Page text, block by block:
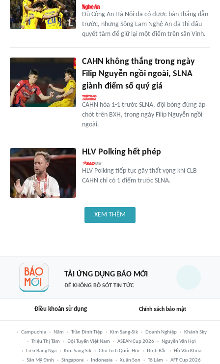
Dù Công An Hà Nội đã có được bàn thắng dẫn
trước, nhưng Sông Lam Nghệ An đã thi đấu
quyết tâm để giữ lại một điểm trên sân Vinh.
CAHN không thắng trong ngày
Filip Nguyễn ngồi ngoài, SLNA
giành điểm số quý giá
CAHN hòa 1-1 trước SLNA, đội bóng đứng áp
chót trên BXH, trong ngày Filip Nguyễn ngồi
ngoài.
HLV Polking hết phép
HLV Polking tiếp tục gây thất vọng khi CLB
CAHN chỉ có 1 điểm trước SLNA.
XEM THÊM
TẢI ỨNG DỤNG BÁO MỚI
ĐỂ KHÔNG BỎ SÓT TIN TỨC
Điều khoản sử dụng Chính sách bảo mật
Campuchia Năm Trần Đình Tiệp Kim Sang-Sik Doanh Nghiệp
Khánh Sky
Triệu Thị Tâm
Đội Tuyển Việt Nam ASEAN Cup 2026
Nguyễn Văn Hợi
Liên Bang Nga
Kim Sang Sik Chủ Tịch Quốc Hội Đình Bắc
Hồ Văn Khoa
Sân Mỹ Đình
Singapore Indonesia Xuân Son Tô Lâm AFF Cup 2026